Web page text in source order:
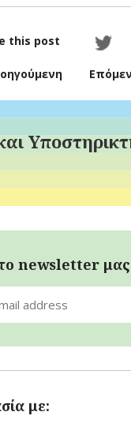
this post
newsletter μας
με: